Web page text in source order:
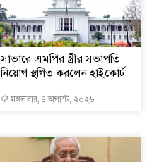
সাভারে এমপির স্ত্রীর সভাপতি
নিয়োগ স্থগিত করলেন হাইকোর্ট
মঙ্গলবার, ৪ অগাস্ট, ২০২৬